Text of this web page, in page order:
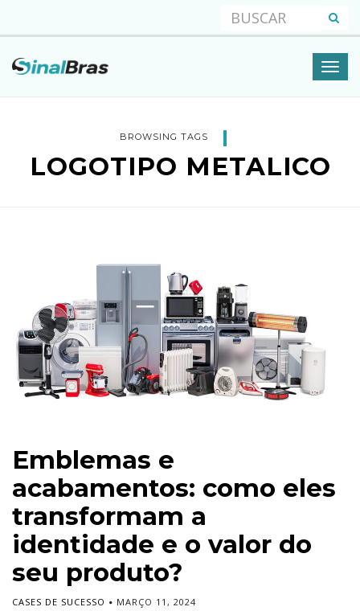
BROWSING TAGS
LOGOTIPO METALICO
Emblemas e
acabamentos: como eles
transformam a
identidade e o valor do
seu produto?
CASES DE SUCESSO MARÇO 11, 2024